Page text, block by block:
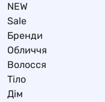
NEW
Sale
Бренди
Обличчя
Волосся
Тіло
Дім